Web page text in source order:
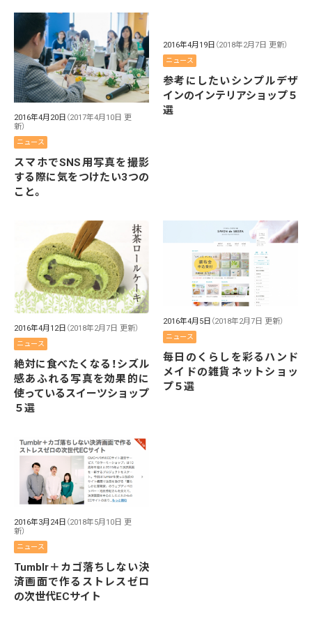
2016年4月20日 （2017年4月10日 更
新）
ニュース
スマホでSNS用写真を撮影
する際に気をつけたい3つの
こと。
2016年4月19日 （2018年2月7日 更新）
ニュース
参考にしたいシンプルデザ
インのインテリアショップ５
選
2016年4月12日 （2018年2月7日 更新）
ニュース
絶対に食べたくなる！シズル
感あふれる写真を効果的に
使っているスイーツショップ
５選
2016年4月5日 （2018年2月7日 更新）
ニュース
毎日のくらしを彩るハンド
メイドの雑貨ネットショッ
プ５選
2016年3月24日 （2018年5月10日 更
新）
ニュース
Tumblr＋カゴ落ちしない決
済画面で作るストレスゼロ
の次世代ECサイト